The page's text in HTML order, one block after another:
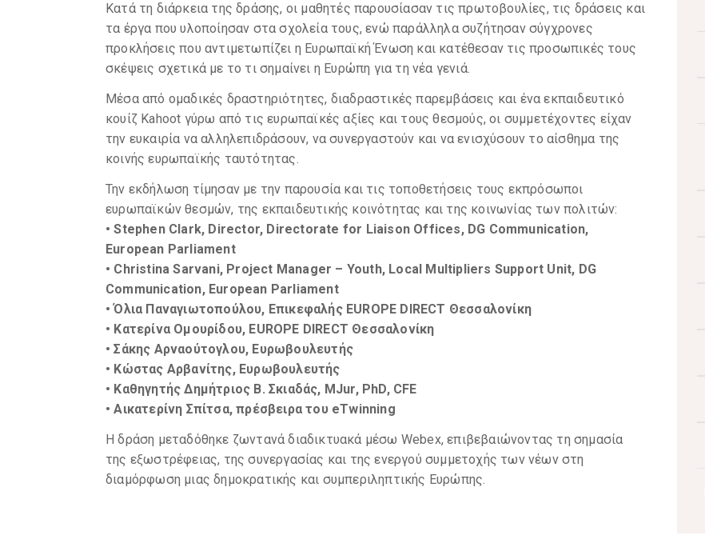
Κατά τη διάρκεια της δράσης, οι μαθητές παρουσίασαν τις πρωτοβουλίες, τις δράσεις και
τα έργα που υλοποίησαν στα σχολεία τους, ενώ παράλληλα συζήτησαν σύγχρονες
προκλήσεις που αντιμετωπίζει η Ευρωπαϊκή Ένωση και κατέθεσαν τις προσωπικές τους
σκέψεις σχετικά με το τι σημαίνει η Ευρώπη για τη νέα γενιά.
Μέσα από ομαδικές δραστηριότητες, διαδραστικές παρεμβάσεις και ένα εκπαιδευτικό
κουίζ Kahoot γύρω από τις ευρωπαϊκές αξίες και τους θεσμούς, οι συμμετέχοντες είχαν
την ευκαιρία να αλληλεπιδράσουν, να συνεργαστούν και να ενισχύσουν το αίσθημα της
κοινής ευρωπαϊκής ταυτότητας.
Την εκδήλωση τίμησαν με την παρουσία και τις τοποθετήσεις τους εκπρόσωποι
ευρωπαϊκών θεσμών, της εκπαιδευτικής κοινότητας και της κοινωνίας των πολιτών:
• Stephen Clark, Director, Directorate for Liaison Offices, DG Communication,
European Parliament
• Christina Sarvani, Project Manager – Youth, Local Multipliers Support Unit, DG
Communication, European Parliament
• Όλια Παναγιωτοπούλου, Επικεφαλής EUROPE DIRECT Θεσσαλονίκη
• Κατερίνα Ομουρίδου, EUROPE DIRECT Θεσσαλονίκη
• Σάκης Αρναούτογλου, Ευρωβουλευτής
• Κώστας Αρβανίτης, Ευρωβουλευτής
• Καθηγητής Δημήτριος Β. Σκιαδάς, MJur, PhD, CFE
• Αικατερίνη Σπίτσα, πρέσβειρα του eTwinning
Η δράση μεταδόθηκε ζωντανά διαδικτυακά μέσω Webex, επιβεβαιώνοντας τη σημασία
της εξωστρέφειας, της συνεργασίας και της ενεργού συμμετοχής των νέων στη
διαμόρφωση μιας δημοκρατικής και συμπεριληπτικής Ευρώπης.